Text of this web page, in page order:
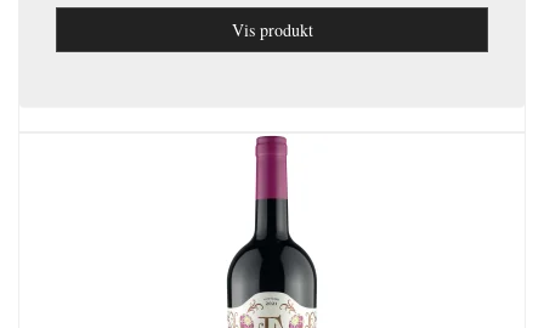
Vis produkt